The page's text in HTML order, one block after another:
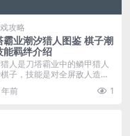
攻略
霸业潮汐猎人图鉴 棋子潮
能羁绊介绍
人是刀塔霸业中的鳞甲猎人
子，技能是对全屏敌人造成
晕眩的毁灭，下...
年前 1